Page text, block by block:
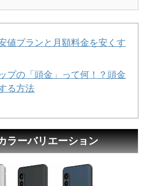
値プランと月額料金を安くす
プの「頭金」って何！？頭金
る方法
ラーバリエーション